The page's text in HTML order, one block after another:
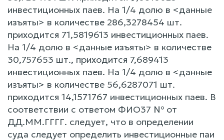
инвестиционных паев. На 1/4 долю в <данные
изъяты> в количестве 286,3278454 шт.
приходится 71,5819613 инвестиционных паев.
На 1/4 долю в <данные изъяты> в количестве
30,757653 шт., приходится 7,689413
инвестиционных паев. На 1/4 долю в <данные
изъяты> в количестве 56,6287071 шт.
приходится 14,1571767 инвестиционных паев. В
соответствии с ответом ФИО37 № от
ДД.ММ.ГГГГ. следует, что в определении
суда следует определить инвестиционные паи